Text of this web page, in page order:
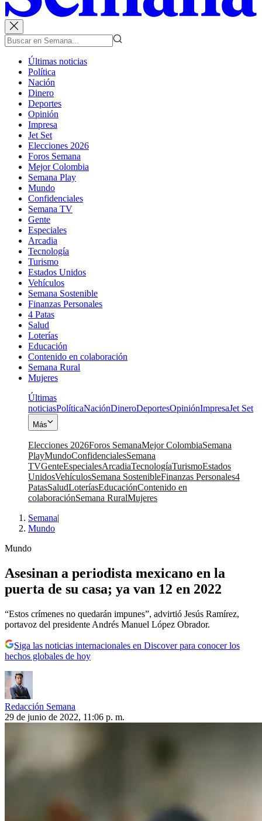
Últimas noticias
Política
Nación
Dinero
Deportes
Opinión
Impresa
Jet Set
Elecciones 2026
Foros Semana
Mejor Colombia
Semana Play
Mundo
Confidenciales
Semana TV
Gente
Especiales
Arcadia
Tecnología
Turismo
Estados Unidos
Vehículos
Semana Sostenible
Finanzas Personales
4 Patas
Salud
Loterías
Educación
Contenido en colaboración
Semana Rural
Mujeres
Últimas
noticiasPolíticaNaciónDineroDeportesOpiniónImpresaJet Set
Más
Elecciones 2026Foros SemanaMejor ColombiaSemana
PlayMundoConfidencialesSemana
TVGenteEspecialesArcadiaTecnologíaTurismoEstados
UnidosVehículosSemana SostenibleFinanzas Personales4
PatasSaludLoteríasEducaciónContenido en
colaboraciónSemana RuralMujeres
Semana|
Mundo
Mundo
Asesinan a periodista mexicano en la
puerta de su casa; ya van 12 en 2022
“Estos crímenes no quedarán impunes”, advirtió Jesús Ramírez,
portavoz del presidente Andrés Manuel López Obrador.
Siga las noticias internacionales en Discover para conocer los
hechos globales de hoy
Redacción Semana
29 de junio de 2022, 11:06 p. m.